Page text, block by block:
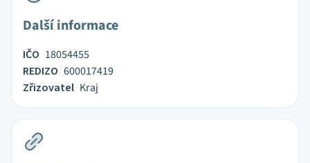
Další informace
IČO 18054455
REDIZO 600017419
Zřizovatel Kraj